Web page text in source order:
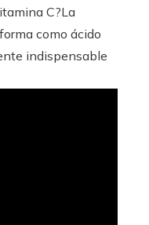
C?La
como ácido
indispensable